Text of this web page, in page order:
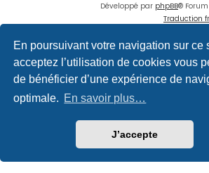
En poursuivant votre navigation sur ce
acceptez l’utilisation de cookies vous
de bénéficier d’une expérience de
optimale. En savoir plus…
J’accepte
Développé par phpBB®
Traduction